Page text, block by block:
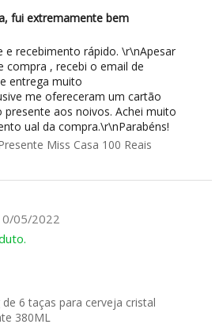
fui extremamente bem
e recebimento rápido. \r\nApesar
compra , recebi o email de
entrega muito
me ofereceram um cartão
presente aos noivos. Achei muito
ual da compra.\r\nParabéns!
Miss Casa 100 Reais
05/2022
de 6 taças para cerveja cristal
380ML